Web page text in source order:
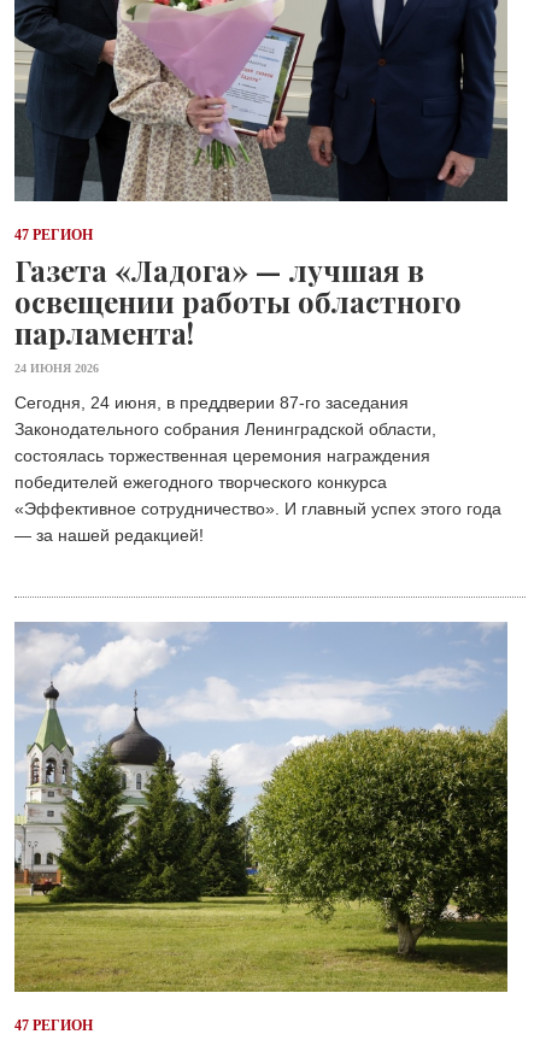
47 РЕГИОН
Газета «Ладога» — лучшая в
освещении работы областного
парламента!
24 ИЮНЯ 2026
Сегодня, 24 июня, в преддверии 87-го заседания
Законодательного собрания Ленинградской области,
состоялась торжественная церемония награждения
победителей ежегодного творческого конкурса
«Эффективное сотрудничество». И главный успех этого года
— за нашей редакцией!
47 РЕГИОН